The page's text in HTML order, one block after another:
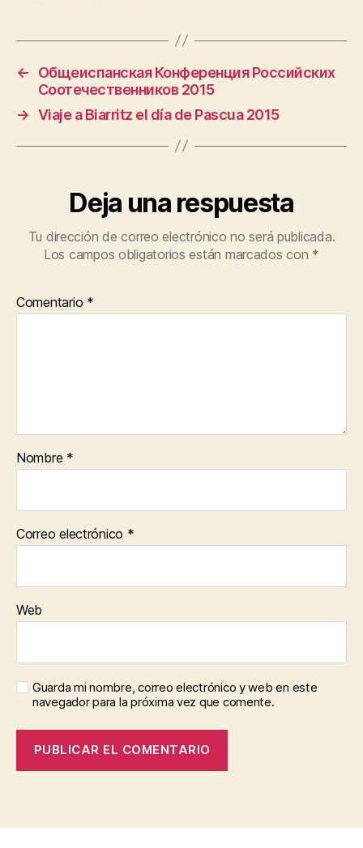
←
Общеиспанская Конференция Российских
Соотечественников 2015
→ Viaje a Biarritz el día de Pascua 2015
Deja una respuesta
Tu dirección de correo electrónico no será publicada.
Los campos obligatorios están marcados con *
Comentario *
Nombre *
Correo electrónico *
Web
Guarda mi nombre, correo electrónico y web en este
navegador para la próxima vez que comente.